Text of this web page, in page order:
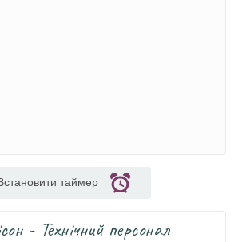
таймер
- Технічний персонал